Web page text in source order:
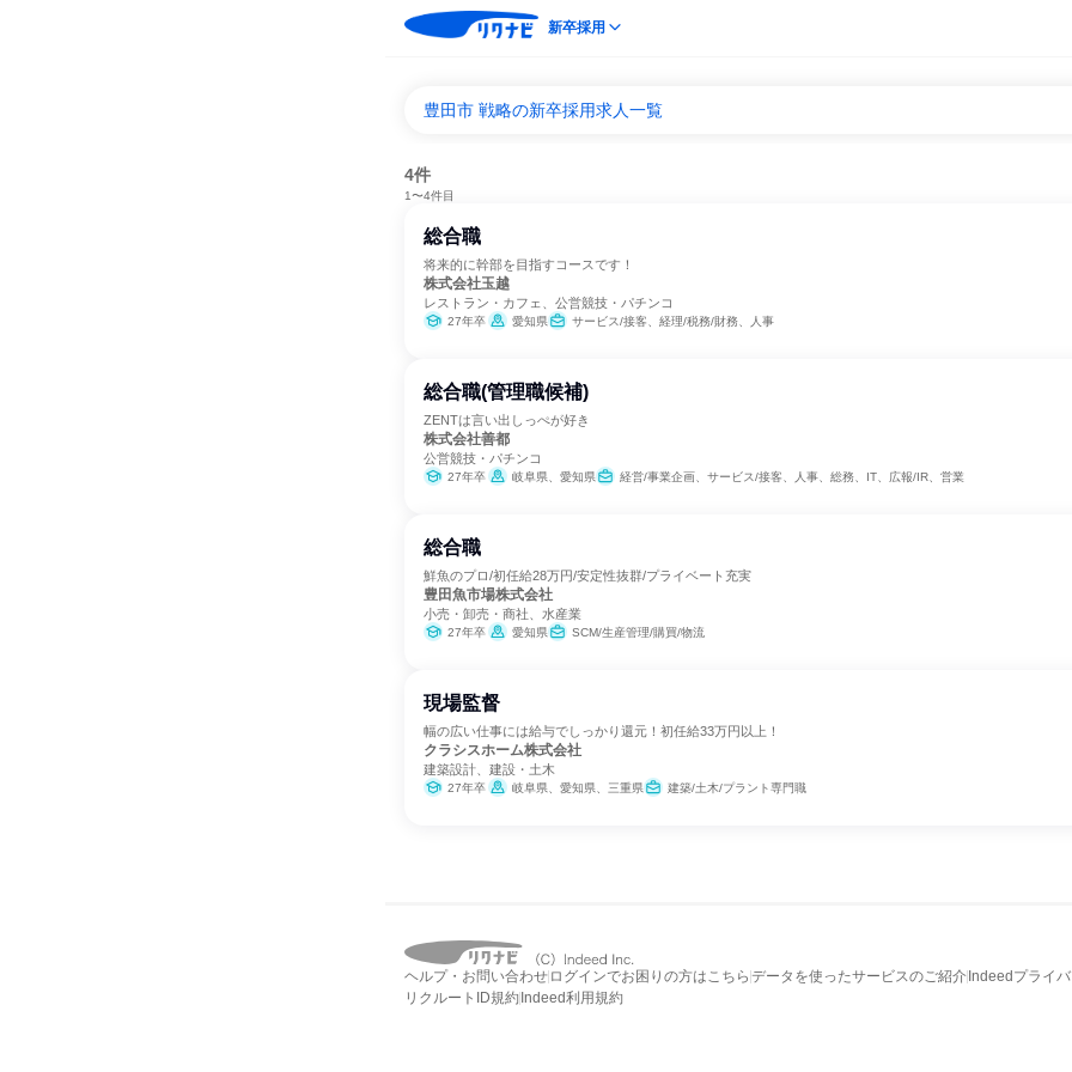
新卒採用
豊田市 戦略の新卒採用求人一覧
4件
1〜4件目
総合職
将来的に幹部を目指すコースです！
株式会社玉越
レストラン・カフェ、公営競技・パチンコ
27年卒 愛知県 サービス/接客、経理/税務/財務、人事
総合職(管理職候補)
ZENTは言い出しっぺが好き
株式会社善都
公営競技・パチンコ
27年卒 岐阜県、愛知県 経営/事業企画、サービス/接客、人事、総務、IT、広報/IR、営業
総合職
鮮魚のプロ/初任給28万円/安定性抜群/プライベート充実
豊田魚市場株式会社
小売・卸売・商社、水産業
27年卒 愛知県 SCM/生産管理/購買/物流
現場監督
幅の広い仕事には給与でしっかり還元！初任給33万円以上！
クラシスホーム株式会社
建築設計、建設・土木
27年卒 岐阜県、愛知県、三重県 建築/土木/プラント専門職
ヘルプ・お問い合わせ ログインでお困りの方はこちら データを使ったサービスのご紹介 Indeedプライ
リクルートID規約 Indeed利用規約